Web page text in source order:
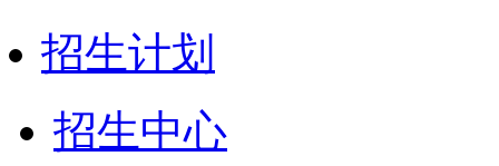
招生计划
招生中心